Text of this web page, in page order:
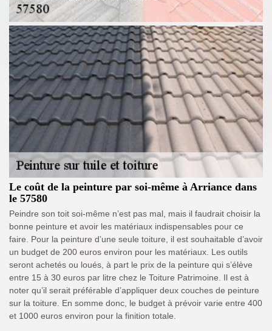
Le coût de la peinture par soi-même à Arriance dans
le 57580
Peindre son toit soi-même n’est pas mal, mais il faudrait choisir la
bonne peinture et avoir les matériaux indispensables pour ce
faire. Pour la peinture d’une seule toiture, il est souhaitable d’avoir
un budget de 200 euros environ pour les matériaux. Les outils
seront achetés ou loués, à part le prix de la peinture qui s’élève
entre 15 à 30 euros par litre chez le Toiture Patrimoine. Il est à
noter qu’il serait préférable d’appliquer deux couches de peinture
sur la toiture. En somme donc, le budget à prévoir varie entre 400
et 1000 euros environ pour la finition totale.